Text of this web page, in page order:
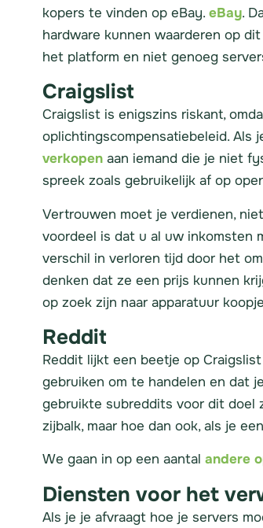
kopers te vinden op eBay. eBay.
hardware kunnen waarderen op
het platform en niet genoeg
Craigslist
Craigslist is enigszins riskant,
oplichtingscompensatiebeleid. Als
verkopenaan iemand die je niet
spreek zoals gebruikelijk af op
Vertrouwen moet je verdienen,
voordeel is dat u al uw inkomsten
verschil in verloren tijd door het
denken dat ze een prijs kunnen
op zoek zijn naar apparatuur
Reddit
Reddit lijkt een beetje op
gebruiken om te handelen en dat
gebruikte subreddits voor dit doel
zijbalk, maar hoe dan ook, als je
We gaan in op een aantal andere
Diensten voor het
Als je je afvraagt hoe je servers